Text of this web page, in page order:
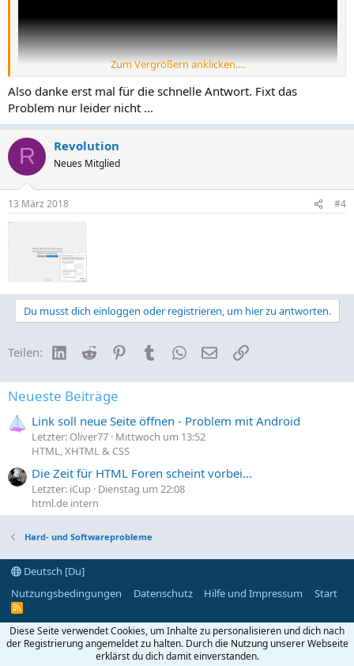
Zum Vergrößern anklicken....
Also danke erst mal für die schnelle Antwort. Fixt das
Problem nur leider nicht ...
R Revolution
Neues Mitglied
13 März 2018 #4
Du musst dich einloggen oder registrieren, um hier zu antworten.
Teilen: LinkedIn
Reddit PinterestTumblrWhatsApp
E-MailLink
Neueste Beiträge
Link soll neue Seite öffnen - Problem mit Android
Letzter: Oliver77 Mittwoch um 13:52
HTML, XHTML & CSS
Die Zeit für HTML Foren scheint vorbei...
Letzter: iCup Dienstag um 22:08
html.de intern
Hard- und Softwareprobleme
Deutsch [Du]
Nutzungsbedingungen
Datenschutz Hilfe und Impressum Start
R
S
S
Diese Seite verwendet Cookies, um Inhalte zu personalisieren und dich nach
der Registrierung angemeldet zu halten. Durch die Nutzung unserer Webseite
erklärst du dich damit einverstanden.